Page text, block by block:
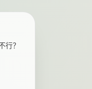
行？